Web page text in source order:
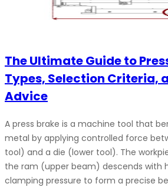
The Ultimate Guide to
Types, Selection Criteria,
Advice
A press brake is a machine tool that
metal by applying controlled force
tool) and a die (lower tool). The
the ram (upper beam) descends with
clamping pressure to form a precise